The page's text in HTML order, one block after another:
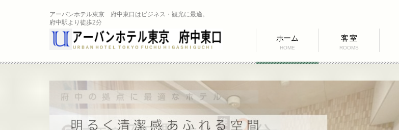
アーバンホテル東京 府中東口はビジネス・観光に最適。
府中駅より徒歩2分
ホーム
HOME
客 室
ROOMS